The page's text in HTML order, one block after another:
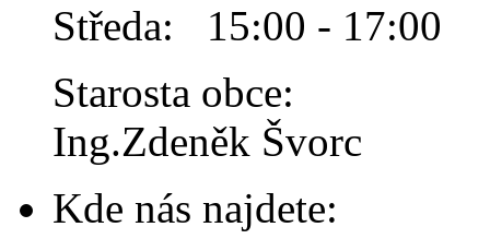
Středa: 15:00 - 17:00
Starosta obce:
Ing.Zdeněk Švorc
Kde nás najdete: